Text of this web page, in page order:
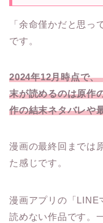
「余命僅かだと思
です。
2024年12月時点で
末が読めるのは原作
作の結末ネタバレや
漫画の最終回までは
た感じです。
漫画アプリの「LINE
読めない作品です。